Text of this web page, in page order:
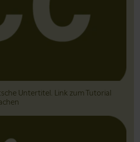
Untertitel. Link zum Tutorial